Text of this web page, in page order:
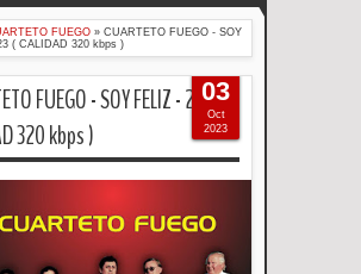
FUEGO » CUARTETO FUEGO - SOY
( CALIDAD 320 kbps )
FUEGO - SOY FELIZ - 2023 (
320 kbps )
03
Oct
2023